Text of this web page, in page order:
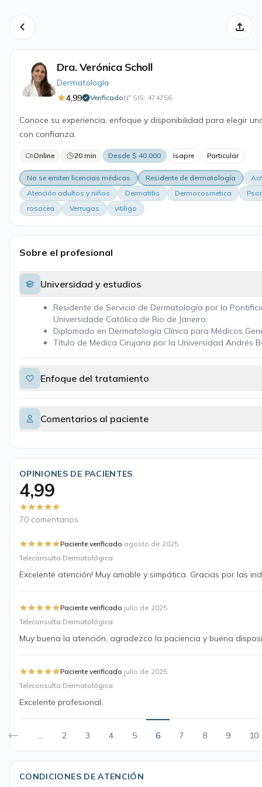
Dra. Verónica Scholl
Dermatología
4,99
VerificadoNº SIS: 474756·
Conoce su experiencia, enfoque y disponibilidad para elegir
con confianza.
Online 20 min Desde $ 40.000 Isapre Particular
No se emiten licencias médicas Residente de dermatología
Atención adultos y niños
Dermatitis Dermocosmetica
rosacea
Verrugas vitiligo
Sobre el profesional
Universidad y estudios
Residente de Servicio de Dermatología por la
Universidade Católica de Rio de Janeiro.
Diplomado en Dermatología Clínica para Médicos
Título de Medica Cirujana por la Universidad Andrés
Enfoque del tratamiento
Comentarios al paciente
OPINIONES DE PACIENTES
4,99
70 comentarios
Paciente verificado·agosto de 2025
Teleconsulta Dermatológica
Excelente atención! Muy amable y simpática. Gracias por las
Paciente verificado·julio de 2025
Teleconsulta Dermatológica
Muy buena la atención, agradezco la paciencia y buena
Paciente verificado·julio de 2025
Teleconsulta Dermatológica
Excelente profesional.
... 2 3 4 5 6 7 8 9 10
CONDICIONES DE ATENCIÓN